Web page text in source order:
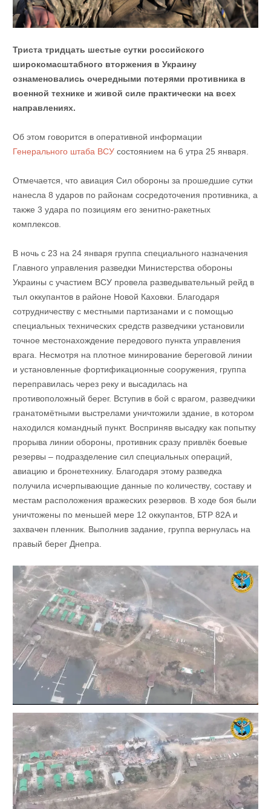
Триста тридцать шестые сутки российского
широкомасштабного вторжения в Украину
ознаменовались очередными потерями противника в
военной технике и живой силе практически на всех
направлениях.
Об этом говорится в оперативной информации
Генерального штаба ВСУсостоянием на 6 утра 25 января.
Отмечается, что авиация Сил обороны за прошедшие сутки
нанесла 8 ударов по районам сосредоточения противника, а
также 3 удара по позициям его зенитно-ракетных
комплексов.
В ночь с 23 на 24 января группа специального назначения
Главного управления разведки Министерства обороны
Украины с участием ВСУ провела разведывательный рейд в
тыл оккупантов в районе Новой Каховки. Благодаря
сотрудничеству с местными партизанами и с помощью
специальных технических средств разведчики установили
точное местонахождение передового пункта управления
врага. Несмотря на плотное минирование береговой линии
и установленные фортификационные сооружения, группа
переправилась через реку и высадилась на
противоположный берег. Вступив в бой с врагом, разведчики
гранатомётными выстрелами уничтожили здание, в котором
находился командный пункт. Восприняв высадку как попытку
прорыва линии обороны, противник сразу привлёк боевые
резервы – подразделение сил специальных операций,
авиацию и бронетехнику. Благодаря этому разведка
получила исчерпывающие данные по количеству, составу и
местам расположения вражеских резервов. В ходе боя были
уничтожены по меньшей мере 12 оккупантов, БТР 82А и
захвачен пленник. Выполнив задание, группа вернулась на
правый берег Днепра.